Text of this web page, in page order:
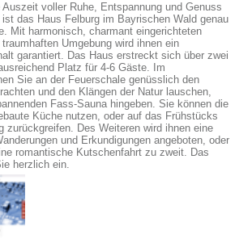
Auszeit voller Ruhe, Entspannung und Genuss
ist das Haus Felburg im Bayrischen Wald genau
Mit harmonisch, charmant eingerichteten
Umgebung wird ihnen ein
garantiert. Das Haus erstreckt sich über zwei
Platz für 4-6 Gäste. Im
Sie an der Feuerschale genüsslich den
und den Klängen der Natur lauschen,
Fass-Sauna hingeben. Sie können die
Küche nutzen, oder auf das Frühstücks
zurückgreifen. Des Weiteren wird ihnen eine
und Erkundigungen angeboten, oder
romantische Kutschenfahrt zu zweit. Das
herzlich ein.